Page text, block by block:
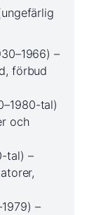
–
förbud
tal)
och
tal) –
–